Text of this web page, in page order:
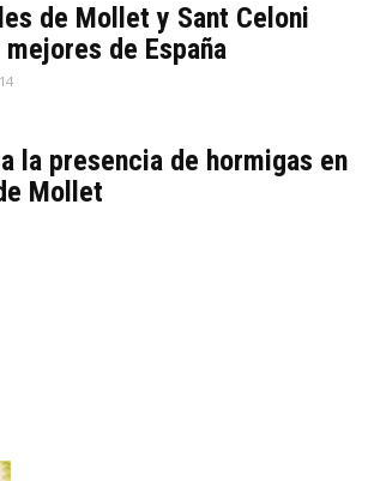
de Mollet y Sant Celoni
de España
la presencia de hormigas en
Mollet